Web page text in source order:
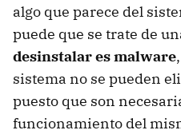
algo que parece del
puede que se trate de
desinstalar es malware
sistema no se pueden
puesto que son
funcionamiento del